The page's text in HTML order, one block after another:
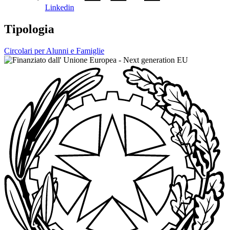
Linkedin
Tipologia
Circolari per Alunni e Famiglie